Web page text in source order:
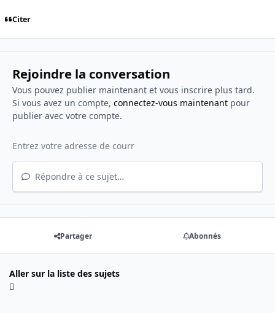
Citer
Rejoindre la conversation
Vous pouvez publier maintenant et vous inscrire plus tard.
Si vous avez un compte, connectez-vous maintenantpour
publier avec votre compte.
Répondre à ce sujet…
Partager Abonnés
Aller sur la liste des sujets